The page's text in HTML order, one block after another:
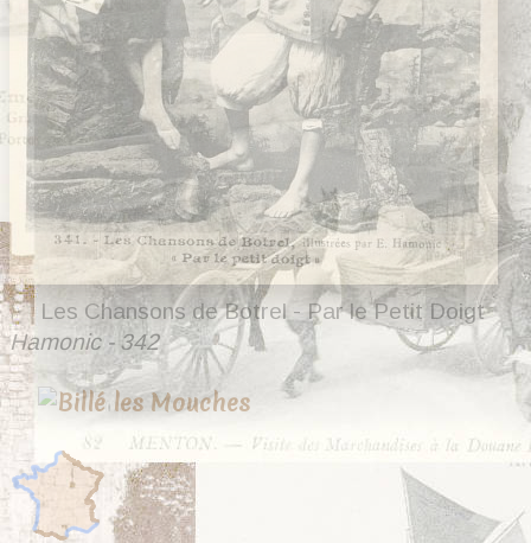
Les Chansons de Botrel - Par le Petit Doigt
Hamonic - 342